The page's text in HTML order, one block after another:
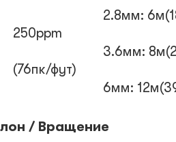
250ppm
(76пк/фут)
2.8мм:
3.6мм:
6мм:
/ Вращение